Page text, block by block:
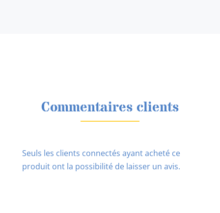
Commentaires clients
Seuls les clients connectés ayant acheté ce
produit ont la possibilité de laisser un avis.